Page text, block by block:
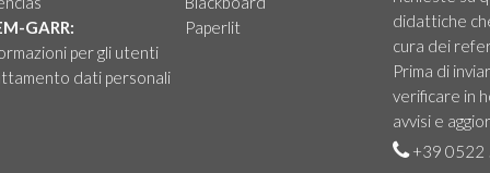
GARR:
per gli utenti
dati personali
Paperlit
didattiche
cura dei
Prima di
verificare in
avvisi e
+39 0522